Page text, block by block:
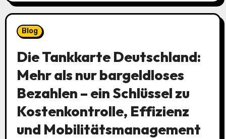
Blog
Die Tankkarte Deutschland:
Mehr als nur bargeldloses
Bezahlen – ein Schlüssel zu
Kostenkontrolle, Effizienz
und Mobilitätsmanagement